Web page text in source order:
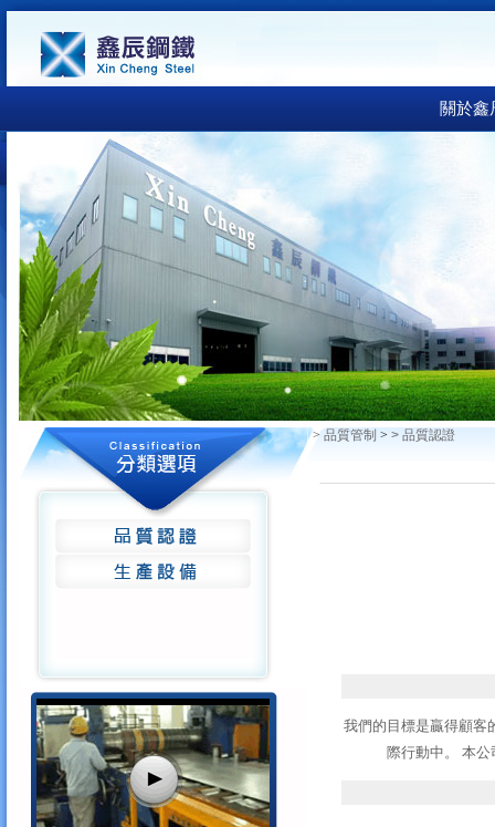
關於鑫
> 品質管制 > > 品質認證
我們的目標是贏得顧客
際行動中。 本